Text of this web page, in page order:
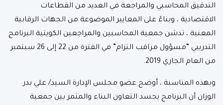
التدقيق المحاسبي والمراجعة في العديد من القطاعات
الاقتصادية ، وبناءً على المعايير الموضوعة من الجهات الرقابية
المعنية ، تدشن جمعية المحاسبين والمراجعين الكويتية البرنامج
التدريبي “مسؤول مراقب التزام” في الفترة من 22 إلى 26 سبتمبر
من العام الجاري 2019.
وبهذه المناسبة ، أوضح عضو مجلس الإدارة السيد/ علي بدر
الوزان أن البرنامج يجسد التعاون البناء والمثمر بين جمعية